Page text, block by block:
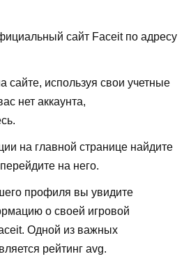
сайт Faceit по адресу
сайте, используя свои учетные
нет аккаунта,
на главной странице найдите
на него.
профиля вы увидите
о своей игровой
Одной из важных
рейтинг avg.